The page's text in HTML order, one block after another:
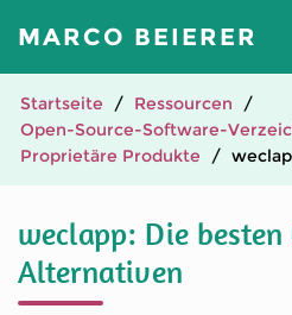
MARCO BEIERER
Startseite
Ressourcen
Open-Source-Software-
Proprietäre Produkte
weclapp: Die besten
Alternativen